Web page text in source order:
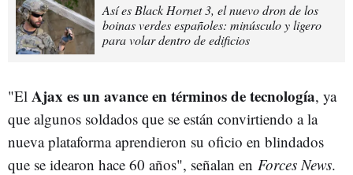
Así es Black Hornet 3, el nuevo dron de los
boinas verdes españoles: minúsculo y ligero
para volar dentro de edificios
"El Ajax es un avance en términos de tecnología, ya
que algunos soldados que se están convirtiendo a la
nueva plataforma aprendieron su oficio en blindados
que se idearon hace 60 años", señalan en Forces News.